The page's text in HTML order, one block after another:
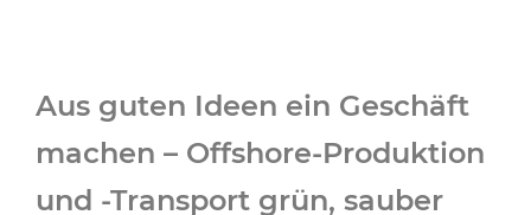
Aus guten Ideen ein Geschäft
machen – Offshore-Produktion
und -Transport grün, sauber